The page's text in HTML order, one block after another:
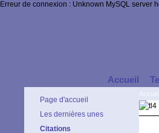
Erreur de connexion : Unknown MySQL server
Accueil
Page d'accueil
Les dernières unes
Citations